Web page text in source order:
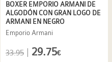
BOXER EMPORIO ARMANI DE
ALGODÓN CON GRAN LOGO DE
ARMANI EN NEGRO
Emporio Armani
33.95 29.75€